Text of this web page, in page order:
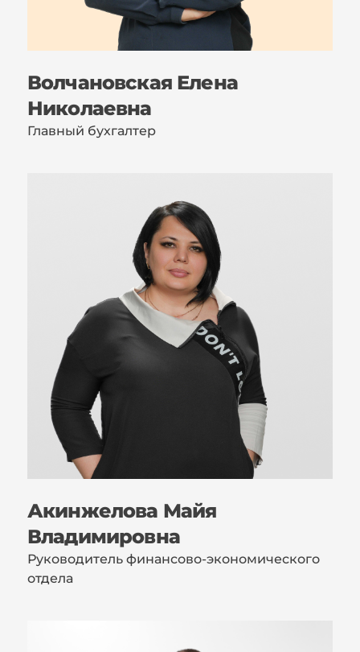
Волчановская Елена
Николаевна
Главный бухгалтер
Акинжелова Майя
Владимировна
Руководитель финансово-экономического
отдела